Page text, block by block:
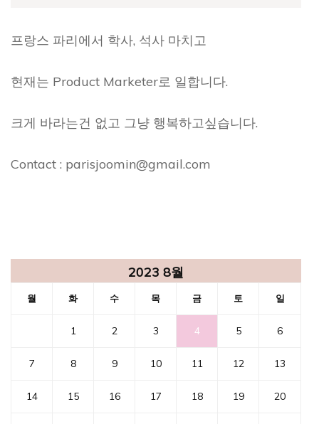
프랑스 파리에서 학사, 석사 마치고
현재는 Product Marketer로 일합니다.
크게 바라는건 없고 그냥 행복하고싶습니다.
Contact : parisjoomin@gmail.com
2023 8월
월 화 수 목 금 토 일
1 2 3 4 5 6
7 8 9 10 11 12 13
14 15 16 17 18 19 20